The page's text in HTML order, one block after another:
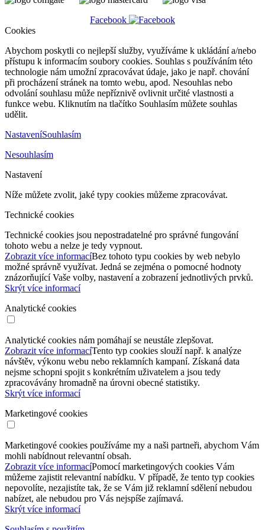
Facebook
Cookies
Abychom poskytli co nejlepší služby, využíváme k ukládání a/nebo
přístupu k informacím soubory cookies. Souhlas s používáním této
technologie nám umožní zpracovávat údaje, jako je např. chování
při procházení stránek na tomto webu, apod. Nesouhlas nebo
odvolání souhlasu může nepříznivě ovlivnit určité vlastnosti a
funkce webu. Kliknutím na tlačítko Souhlasím můžete souhlas
udělit.
NastaveníSouhlasím
Nesouhlasím
Nastavení
Níže můžete zvolit, jaké typy cookies můžeme zpracovávat.
Technické cookies
Technické cookies jsou nepostradatelné pro správné fungování
tohoto webu a nelze je tedy vypnout.
Zobrazit více informacíBez tohoto typu cookies by web nebylo
možné správně využívat. Jedná se zejména o pomocné hodnoty
znázorňující Vaše volby, nastavení a zobrazení jednotlivých prvků.
Skrýt více informací
Analytické cookies
Analytické cookies nám pomáhají se neustále zlepšovat.
Zobrazit více informacíTento typ cookies slouží např. k analýze
návštěv, výkonu webu nebo reklamních kampaní. Získaná data
nejsme schopni spojit s konkrétním uživatelem a jsou tedy
zpracovávány hromadně na úrovni obecné statistiky.
Skrýt více informací
Marketingové cookies
Marketingové cookies používáme my a naši partneři, abychom Vám
mohli nabídnout relevantní obsah.
Zobrazit více informacíPomocí marketingových cookies Vám
můžeme zajistit relevantní nabídku. V případě, že tento typ cookies
nepovolíte, nezajistíte tak, že se Vám již reklamní sdělení nebudou
nabízet, ale nebudou pro Vás nejspíše zajímavá.
Skrýt více informací